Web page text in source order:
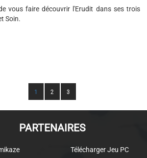
vous faire découvrir l'Erudit dans ses trois
Soin.
1 2 3
PARTENAIRES
Télécharger Jeu PC